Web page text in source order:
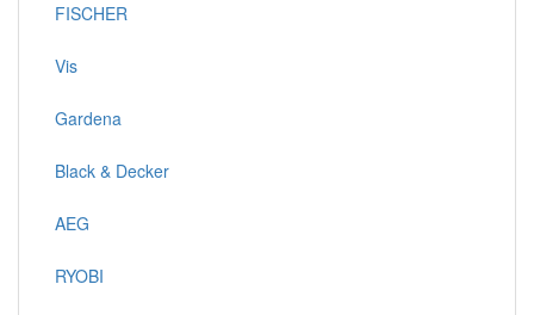
FISCHER
Vis
Gardena
Black & Decker
AEG
RYOBI